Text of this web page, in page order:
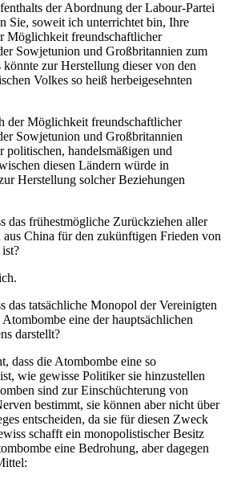
der Abordnung der Labour-Partei
Sie, soweit ich unterrichtet bin, Ihre
Möglichkeit freundschaftlicher
Sowjetunion und Großbritannien zum
zur Herstellung dieser von den
Volkes so heiß herbeigesehnten
der Möglichkeit freundschaftlicher
Sowjetunion und Großbritannien
politischen, handelsmäßigen und
diesen Ländern würde in
Herstellung solcher Beziehungen
das frühestmögliche Zurückziehen aller
aus China für den zukünftigen Frieden von
das tatsächliche Monopol der Vereinigten
eine der hauptsächlichen
darstellt?
dass die Atombombe eine so
wie gewisse Politiker sie hinzustellen
sind zur Einschüchterung von
bestimmt, sie können aber nicht über
entscheiden, da sie für diesen Zweck
schafft ein monopolistischer Besitz
eine Bedrohung, aber dagegen